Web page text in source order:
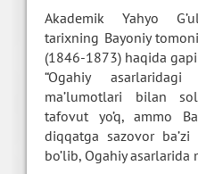
Akademik Yahyo
tarixning Bayoniy
(1846-1873) haqida
“Ogahiy asarlaridagi
ma’lumotlari bilan
tafovut yo’q, ammo
diqqatga sazovor
bo’lib, Ogahiy asarlarida